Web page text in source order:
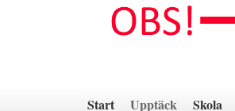
innehåll
Start Upptäck Skola